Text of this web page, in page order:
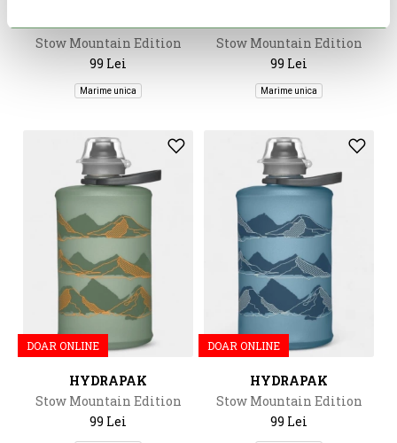
Stow Mountain Edition
350Ml
99 Lei
Marime unica
Stow Mountain Edition
350Ml
99 Lei
Marime unica
DOAR ONLINE
HYDRAPAK
Stow Mountain Edition
350Ml
99 Lei
DOAR ONLINE
HYDRAPAK
Stow Mountain Edition
350Ml
99 Lei